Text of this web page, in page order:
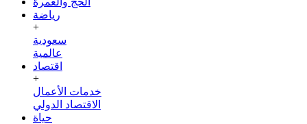
رياضة
+
سعودية
عالمية
اقتصاد
+
خدمات الأعمال
الاقتصاد الدولي
حياة